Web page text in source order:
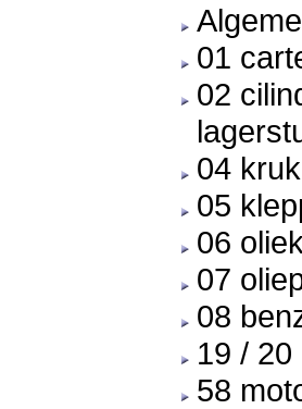
01
02
04
05
06
07
08
19 /
58